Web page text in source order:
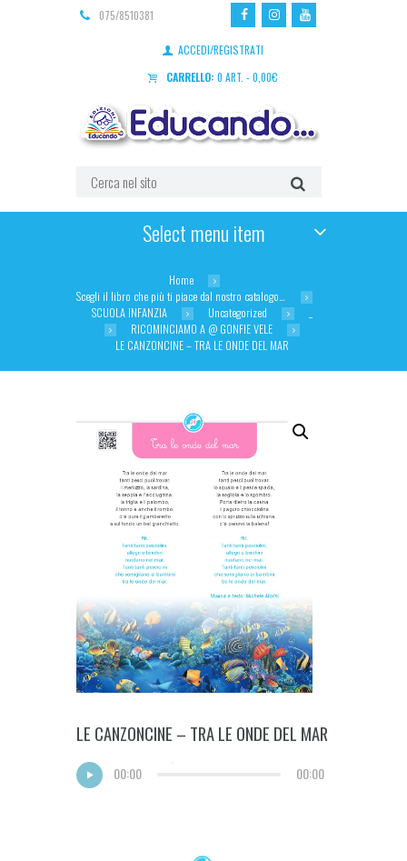
075/8510381
ACCEDI/REGISTRATI
CARRELLO: 0 ART. - 0,00€
Select menu item
Home
Scegli il libro che più ti piace dal nostro catalogo…
SCUOLA INFANZIA
Uncategorized
RICOMINCIAMO A @ GONFIE VELE
LE CANZONCINE – TRA LE ONDE DEL MAR
LE CANZONCINE – TRA LE ONDE DEL MAR
00:00 00:00